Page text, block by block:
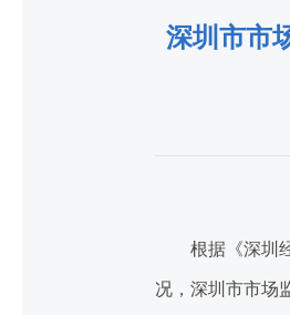
深圳市市
根据《深圳经
况，深圳市市场